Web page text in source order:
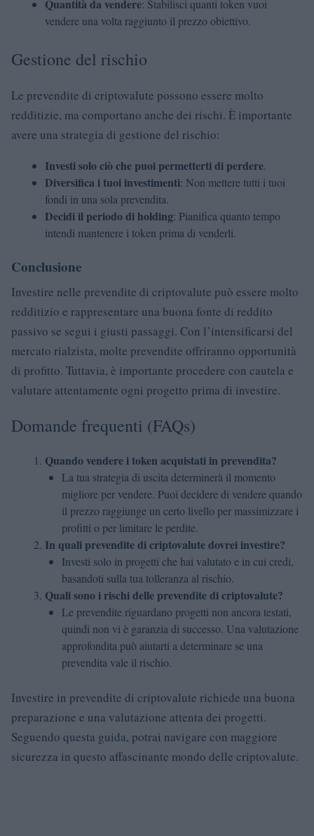
Quantità da vendere: Stabilisci quanti token vuoi
vendere una volta raggiunto il prezzo obiettivo.
Gestione del rischio
Le prevendite di criptovalute possono essere molto
redditizie, ma comportano anche dei rischi. È importante
avere una strategia di gestione del rischio:
Investi solo ciò che puoi permetterti di perdere.
Diversifica i tuoi investimenti: Non mettere tutti i tuoi
fondi in una sola prevendita.
Decidi il periodo di holding: Pianifica quanto tempo
intendi mantenere i token prima di venderli.
Conclusione
Investire nelle prevendite di criptovalute può essere molto
redditizio e rappresentare una buona fonte di reddito
passivo se segui i giusti passaggi. Con l’intensificarsi del
mercato rialzista, molte prevendite offriranno opportunità
di profitto. Tuttavia, è importante procedere con cautela e
valutare attentamente ogni progetto prima di investire.
Domande frequenti (FAQs)
Quando vendere i token acquistati in prevendita?
La tua strategia di uscita determinerà il momento
migliore per vendere. Puoi decidere di vendere quando
il prezzo raggiunge un certo livello per massimizzare i
profitti o per limitare le perdite.
In quali prevendite di criptovalute dovrei investire?
Investi solo in progetti che hai valutato e in cui credi,
basandoti sulla tua tolleranza al rischio.
Quali sono i rischi delle prevendite di criptovalute?
Le prevendite riguardano progetti non ancora testati,
quindi non vi è garanzia di successo. Una valutazione
approfondita può aiutarti a determinare se una
prevendita vale il rischio.
Investire in prevendite di criptovalute richiede una buona
preparazione e una valutazione attenta dei progetti.
Seguendo questa guida, potrai navigare con maggiore
sicurezza in questo affascinante mondo delle criptovalute.